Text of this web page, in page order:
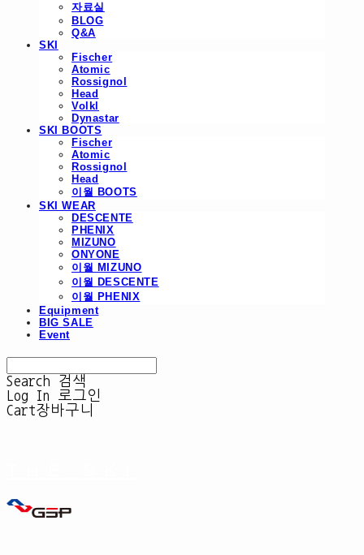
자료실
BLOG
Q&A
SKI
Fischer
Atomic
Rossignol
Head
Volkl
Dynastar
SKI BOOTS
Fischer
Atomic
Rossignol
Head
이월 BOOTS
SKI WEAR
DESCENTE
PHENIX
MIZUNO
ONYONE
이월 MIZUNO
이월 DESCENTE
이월 PHENIX
Equipment
BIG SALE
Event
Search
검색
Log In
로그인
Cart장바구니